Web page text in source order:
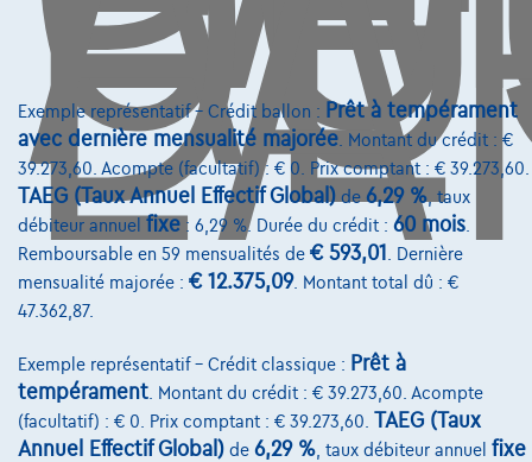
Exemple représentatif – Crédit ballon : Prêt à tempérament
avec dernière mensualité majorée . Montant du crédit : €
39.273,60. Acompte (facultatif) : € 0. Prix comptant : € 39.273,60.
TAEG (Taux Annuel Effectif Global) de 6,29 % , taux
débiteur annuel fixe : 6,29 %. Durée du crédit : 60 mois
Remboursable en 59 mensualités de € 593,01
. Dernière
mensualité majorée : € 12.375,09. Montant total dû : €
47.362,87.
Exemple représentatif – Crédit classique : Prêt à
tempérament . Montant du crédit : € 39.273,60. Acompte
(facultatif) : € 0. Prix comptant : € 39.273,60. TAEG (Taux
Annuel Effectif Global) de 6,29 % , taux débiteur annuel fixe
info@touringcarselect.be
Avenue Roi Albert II 4, B12
1000 Bruxelles
Services & Solutions
Assistance dépannage
Financement
Assurance auto
Leasing